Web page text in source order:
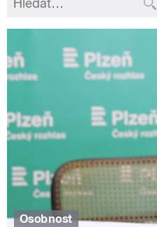
Osobnost